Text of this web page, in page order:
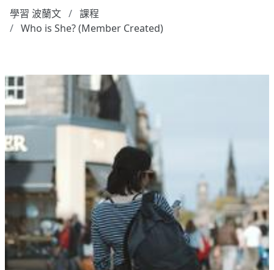
學習 波蘭文
課程
Who is She? (Member Created)